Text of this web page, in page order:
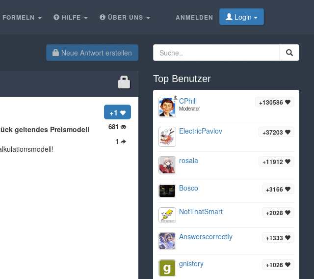
ANMELDEN Login
FORMELN HILFE ÜBER UNS
Neue Antwort erstellen
+1
681
1
geltendes Preismodell
Top Benutzer
+130586
CPhill
Moderator
+37203
ElectricPavlov
+11912
rosala
+3166
Bosco
+2028
NotThatSmart
+1333
AnswerscorrectIy
+1026
gnistory